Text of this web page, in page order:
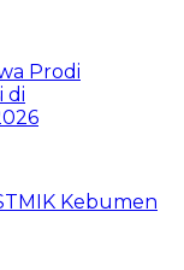
Prodi
di
Kebumen